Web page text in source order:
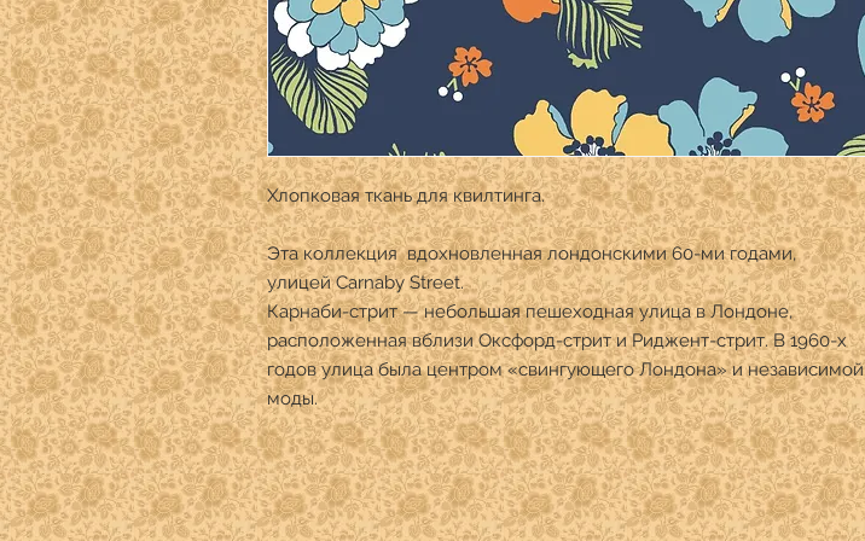
Хлопковая ткань для квилтинга.
Эта коллекция вдохновленная лондонскими 60-ми годами,
улицей Carnaby Street.
Карнаби-стрит — небольшая пешеходная улица в Лондоне,
расположенная вблизи Оксфорд-стрит и Риджент-стрит. В 1960-х
годов улица была центром «свингующего Лондона» и независимой
моды.